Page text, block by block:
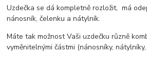
Uzdečka se dá kompletně rozložit, má
nánosník, čelenku a nátylník.
Máte tak možnost Vaši uzdečku různě
vyměnitelnými částmi (nánosníky, nátylníky,